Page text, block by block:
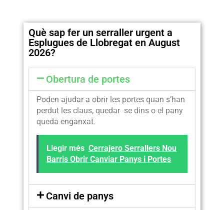
Què sap fer un serraller urgent a
Esplugues de Llobregat en August
2026?
Obertura de portes
Poden ajudar a obrir les portes quan s’han
perdut les claus, quedar -se dins o el pany
queda enganxat.
Llegir més Cerrajero Serrallers Nou
Barris Obrir Canviar Panys i Portes
Canvi de panys